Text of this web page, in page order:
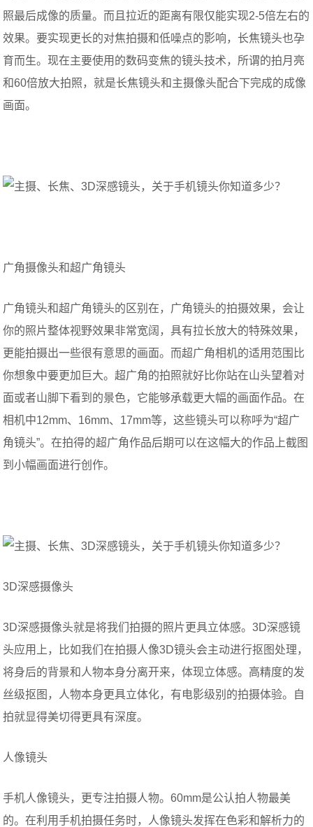
照最后成像的质量。而且拉近的距离有限仅能实现2-5倍左右的
效果。要实现更长的对焦拍摄和低噪点的影响，长焦镜头也孕
育而生。现在主要使用的数码变焦的镜头技术，所谓的拍月亮
和60倍放大拍照，就是长焦镜头和主摄像头配合下完成的成像
画面。
广角摄像头和超广角镜头
广角镜头和超广角镜头的区别在，广角镜头的拍摄效果，会让
你的照片整体视野效果非常宽阔，具有拉长放大的特殊效果，
更能拍摄出一些很有意思的画面。而超广角相机的适用范围比
你想象中要更加巨大。超广角的拍照就好比你站在山头望着对
面或者山脚下看到的景色，它能够承载更大幅的画面作品。在
相机中12mm、16mm、17mm等，这些镜头可以称呼为“超广
角镜头”。在拍得的超广角作品后期可以在这幅大的作品上截图
到小幅画面进行创作。
3D深感摄像头
3D深感摄像头就是将我们拍摄的照片更具立体感。3D深感镜
头应用上，比如我们在拍摄人像3D镜头会主动进行抠图处理，
将身后的背景和人物本身分离开来，体现立体感。高精度的发
丝级抠图，人物本身更具立体化，有电影级别的拍摄体验。自
拍就显得美切得更具有深度。
人像镜头
手机人像镜头，更专注拍摄人物。60mm是公认拍人物最美
的。在利用手机拍摄任务时，人像镜头发挥在色彩和解析力的